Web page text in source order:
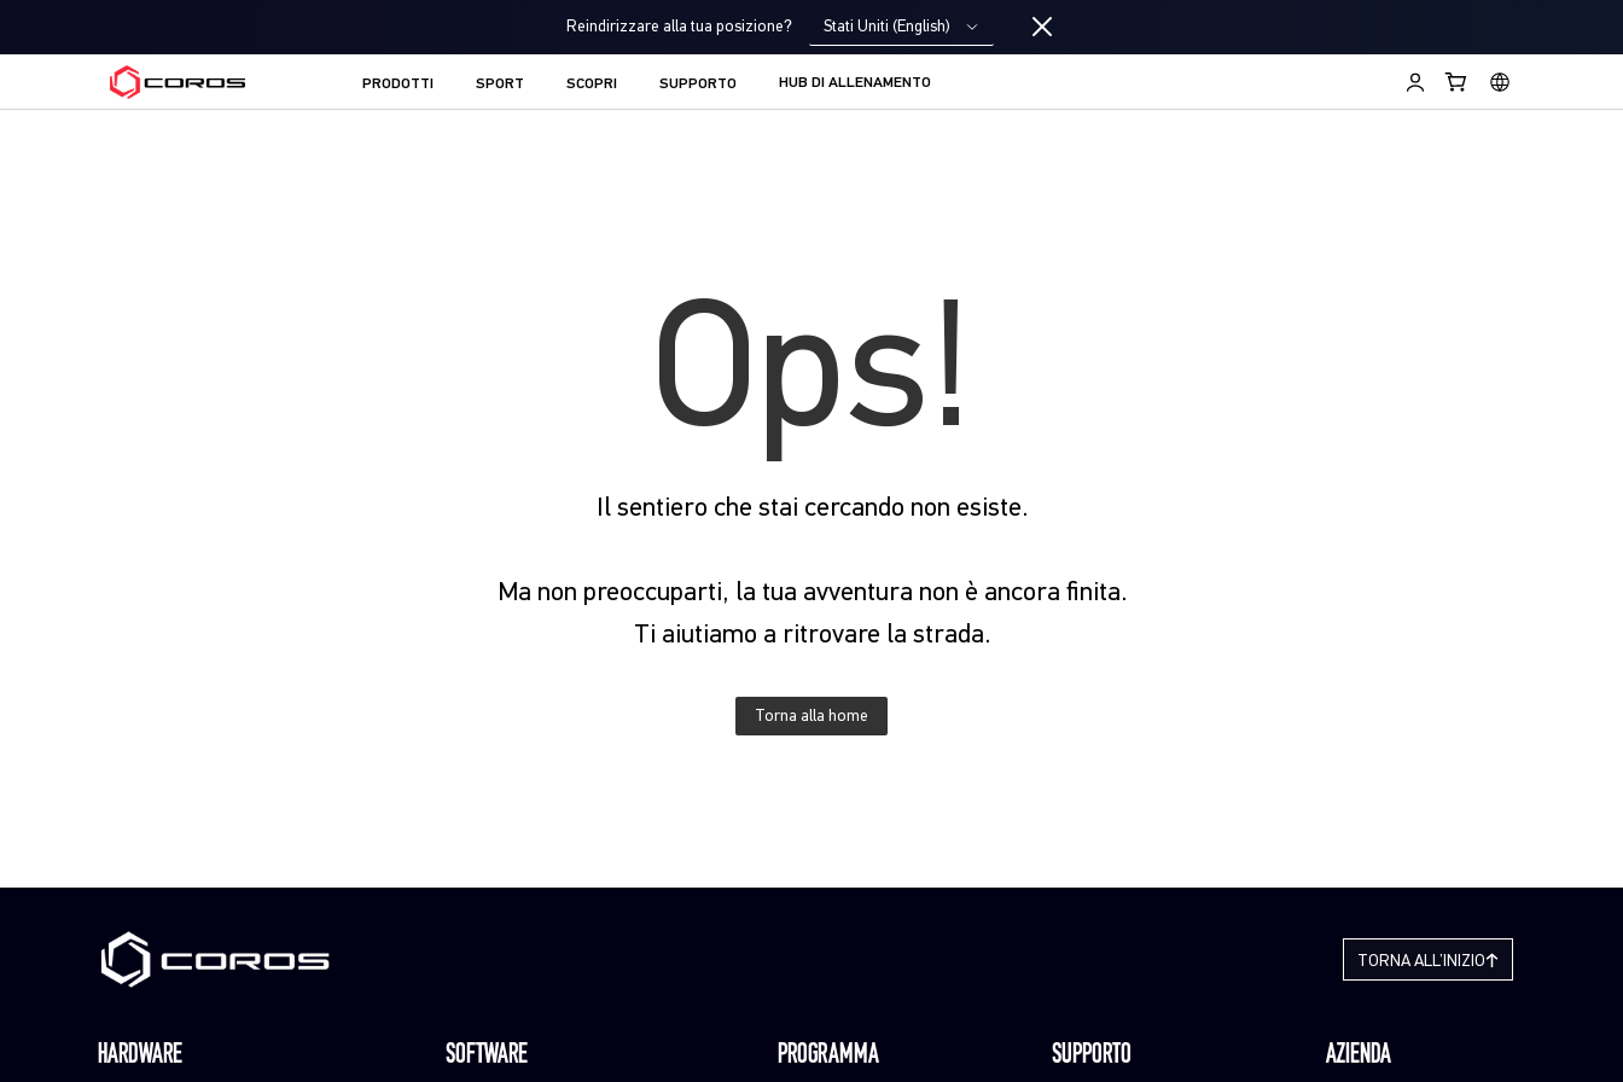
Reindirizzare alla tua posizione? Stati Uniti (English)
COROS IT
PRODOTTI SPORT SCOPRI SUPPORTO HUB DI ALLENAMENTO
Ops!
Il sentiero che stai cercando non esiste.
Ma non preoccuparti, la tua avventura non è ancora finita.
Ti aiutiamo a ritrovare la strada.
Torna alla home
HARDWARE SOFTWARE PROGRAMMA SUPPORTO AZIENDA
TORNA ALL’INIZIO